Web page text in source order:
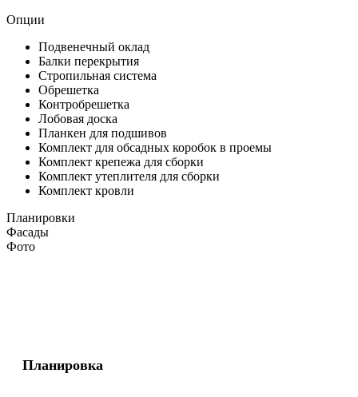
Опции
Подвенечный оклад
Балки перекрытия
Стропильная система
Обрешетка
Контробрешетка
Лобовая доска
Планкен для подшивов
Комплект для обсадных коробок в проемы
Комплект крепежа для сборки
Комплект утеплителя для сборки
Комплект кровли
Планировки
Фасады
Фото
Планировка